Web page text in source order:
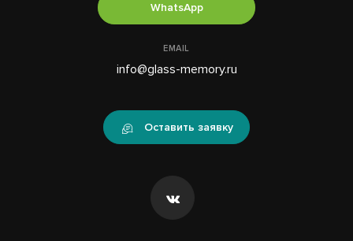
WhatsApp
EMAIL
info@glass-memory.ru
Оставить заявку